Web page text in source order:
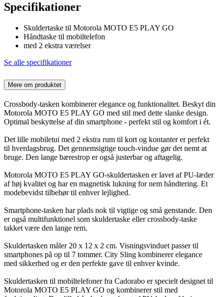
Specifikationer
Skuldertaske til Motorola MOTO E5 PLAY GO
Håndtaske til mobiltelefon
med 2 ekstra værelser
Se alle specifikationer
Mere om produktet
Crossbody-tasken kombinerer elegance og funktionalitet. Beskyt din
Motorola MOTO E5 PLAY GO med stil med dette slanke design.
Optimal beskyttelse af din smartphone - perfekt stil og komfort i ét.
Det lille mobiletui med 2 ekstra rum til kort og kontanter er perfekt
til hverdagsbrug. Det gennemsigtige touch-vindue gør det nemt at
bruge. Den lange bærestrop er også justerbar og aftagelig.
Motorola MOTO E5 PLAY GO-skuldertasken er lavet af PU-læder
af høj kvalitet og har en magnetisk lukning for nem håndtering. Et
modebevidst tilbehør til enhver lejlighed.
Smartphone-tasken har plads nok til vigtige og små genstande. Den
er også multifunktionel som skuldertaske eller crossbody-taske
takket være den lange rem.
Skuldertasken måler 20 x 12 x 2 cm. Visningsvinduet passer til
smartphones på op til 7 tommer. City Sling kombinerer elegance
med sikkerhed og er den perfekte gave til enhver kvinde.
Skuldertasken til mobiltelefoner fra Cadorabo er specielt designet til
Motorola MOTO E5 PLAY GO og kombinerer stil med